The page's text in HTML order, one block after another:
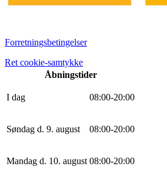
Forretningsbetingelser
Ret cookie-samtykke
Åbningstider
I dag 08:00-20:00
Søndag d. 9. august 08:00-20:00
Mandag d. 10. august 08:00-20:00